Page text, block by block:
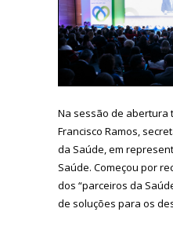
Na sessão de abertura
Francisco Ramos,
da Saúde, em
Saúde. Começou por
dos “parceiros da
de soluções para os